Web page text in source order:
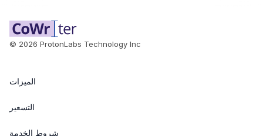
© 2026 ProtonLabs Technology Inc
الميزات
التسعير
شروط الخدمة